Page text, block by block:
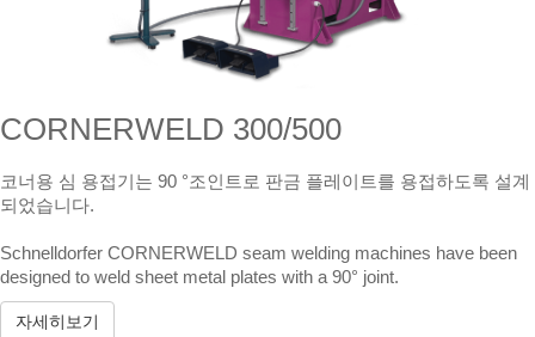
CORNERWELD 300/500
코너용 심 용접기는 90 °조인트로 판금 플레이트를 용접하도록 설계
되었습니다.
Schnelldorfer CORNERWELD seam welding machines have been
designed to weld sheet metal plates with a 90° joint.
자세히보기